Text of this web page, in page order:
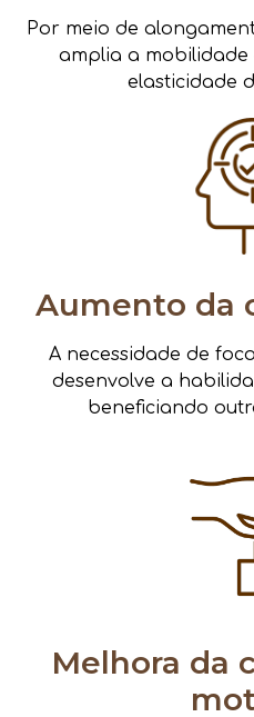
Por meio de
amplia a mobilidade
elasticidade
Aumento da
A necessidade de
desenvolve a
beneficiando
Melhora da